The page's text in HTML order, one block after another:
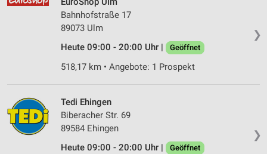
❯
Bahnhofstraße 17
89073 Ulm
Heute 09:00 - 20:00 Uhr |
Geöffnet
518,17 km • Angebote: 1 Prospekt
❯
Tedi Ehingen
Biberacher Str. 69
89584 Ehingen
Heute 09:00 - 20:00 Uhr |
Geöffnet